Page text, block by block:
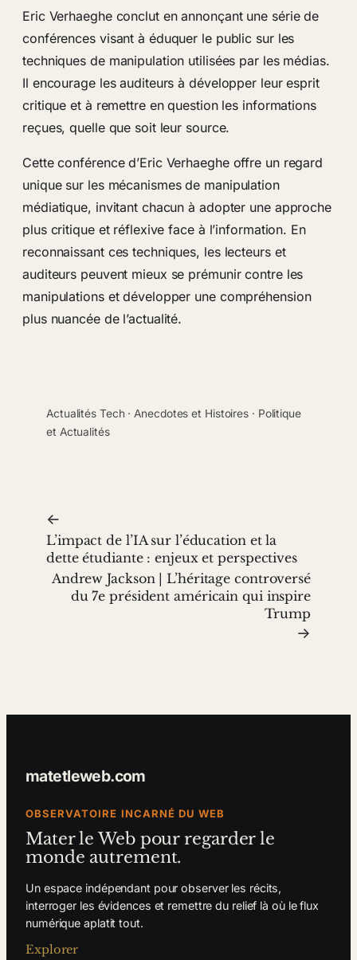
Eric Verhaeghe conclut en annonçant une série de
conférences visant à éduquer le public sur les
techniques de manipulation utilisées par les médias.
Il encourage les auditeurs à développer leur esprit
critique et à remettre en question les informations
reçues, quelle que soit leur source.
Cette conférence d’Eric Verhaeghe offre un regard
unique sur les mécanismes de manipulation
médiatique, invitant chacun à adopter une approche
plus critique et réflexive face à l’information. En
reconnaissant ces techniques, les lecteurs et
auditeurs peuvent mieux se prémunir contre les
manipulations et développer une compréhension
plus nuancée de l’actualité.
Actualités Tech · Anecdotes et Histoires · Politique
et Actualités
←
L’impact de l’IA sur l’éducation et la
dette étudiante : enjeux et perspectives
Andrew Jackson | L’héritage controversé
du 7e président américain qui inspire
Trump
→
matetleweb.com
OBSERVATOIRE INCARNÉ DU WEB
Mater le Web pour regarder le
monde autrement.
Un espace indépendant pour observer les récits,
interroger les évidences et remettre du relief là où le flux
numérique aplatit tout.
Explorer